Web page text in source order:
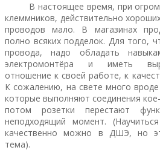
В настоящее время, при
клеммников, действительно
проводов мало. В магазинах
полно всяких подделок. Для того,
провода, надо обладать
электромонтёра и иметь
отношение к своей работе, к
К сожалению, на свете много
которые выполняют соединения
потом розетки перестают
неподходящий момент.
качественно можно в ДШЭ, но
тема).